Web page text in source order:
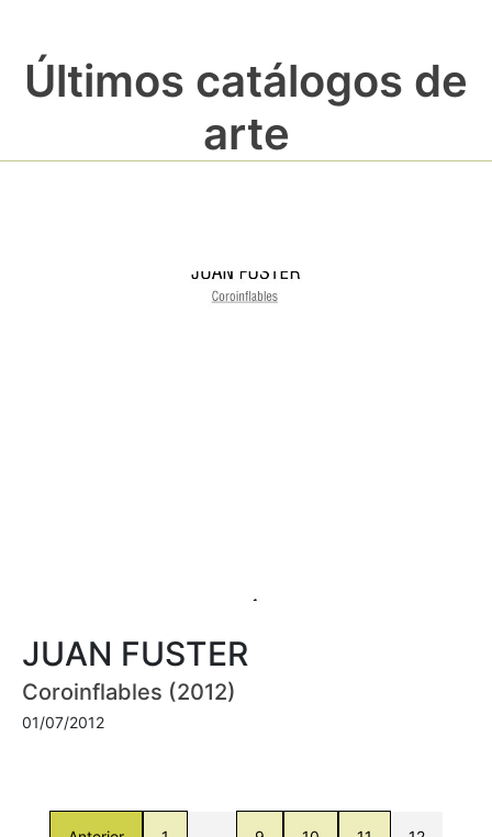
Últimos catálogos de
arte
JUAN FUSTER
Coroinflables (2012)
01/07/2012